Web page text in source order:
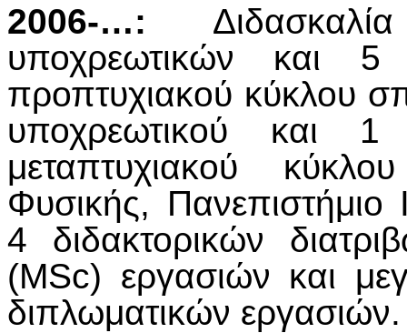
2006-…:
υποχρεωτικών και 5
προπτυχιακού κύκλου
υποχρεωτικού και 1
μεταπτυχιακού
Φυσικής,
4 διδακτορικών
(MSc) εργασιών και
διπλωματικών εργασιών.